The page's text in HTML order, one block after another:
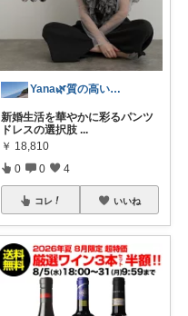
Yana🌿質の高い暮らしのROOM
新婚生活を華やかに彩るパンツ
ドレスの選択肢 ...
￥ 18,810
0 0 4
コレ いいね